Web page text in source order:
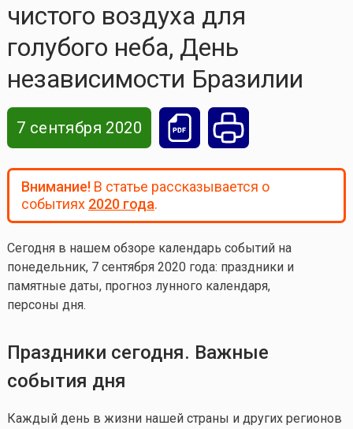
чистого воздуха для
голубого неба, День
независимости Бразилии
7 сентября 2020
Внимание!В статье рассказывается о
событиях 2020 года.
Сегодня в нашем обзоре календарь событий на
понедельник, 7 сентября 2020 года: праздники и
памятные даты, прогноз лунного календаря,
персоны дня.
Праздники сегодня. Важные
события дня
Каждый день в жизни нашей страны и других регионов